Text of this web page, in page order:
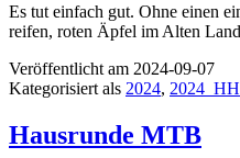
Es tut einfach gut. Ohne einen
reifen, roten Äpfel im Alten
Veröffentlicht am 2024-09-07
Kategorisiert als 2024, 2024_HH
Hausrunde MTB